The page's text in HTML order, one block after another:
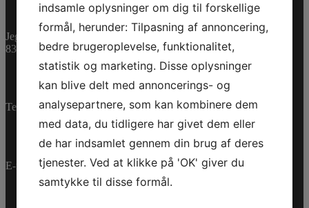
Jegstrupvej 280
8361 Hasselager
Telefon:+45 70 200 600
E-mail:info@jettrade.dk
indsamle oplysninger om dig til forskellige
formål, herunder: Tilpasning af annoncering,
bedre brugeroplevelse, funktionalitet,
statistik og marketing. Disse oplysninger
kan blive delt med annoncerings- og
analysepartnere, som kan kombinere dem
med data, du tidligere har givet dem eller
de har indsamlet gennem din brug af deres
tjenester. Ved at klikke på 'OK' giver du
samtykke til disse formål.